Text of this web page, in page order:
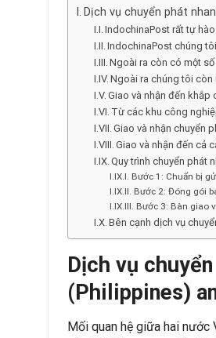
Dịch vụ chuyển phát
IndochinaPost rất tự
IndochinaPost chúng
Ngoài ra còn có một
Ngoài ra chúng tôi còn
Giao và nhận đến khắp
Từ các khu công
Giao và nhận chuyển
Giao và nhận đến cả
Quy trình chuyển phát
Bước 1: Chuẩn bị
Bước 2: Đóng gói
Bước 3: Bàn giao
Bên cạnh dịch vụ
Dịch vụ
(Philippines)
Mối quan hệ giữa hai